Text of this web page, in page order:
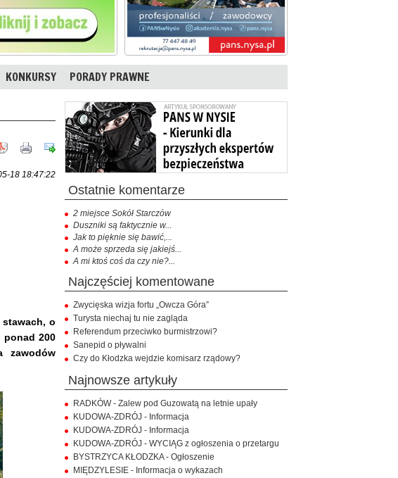
KONKURSY PORADY PRAWNE
18 18:47:22
o
ponad 200
zawodów
ostatnie komentarze
2 miejsce Sokół Starczów
Duszniki są faktycznie w...
Jak to pięknie się bawić,...
A może sprzeda się jakiejś...
A mi ktoś coś da czy nie?...
najczęściej komentowane
Zwycięska wizja fortu „Owcza Góra”
Turysta niechaj tu nie zagląda
Referendum przeciwko burmistrzowi?
Sanepid o pływalni
Czy do Kłodzka wejdzie komisarz rządowy?
najnowsze artykuły
RADKÓW - Zalew pod Guzowatą na letnie upały
KUDOWA-ZDRÓJ - Informacja
KUDOWA-ZDRÓJ - Informacja
KUDOWA-ZDRÓJ - WYCIĄG z ogłoszenia o przetargu
BYSTRZYCA KŁODZKA - Ogłoszenie
MIĘDZYLESIE - Informacja o wykazach